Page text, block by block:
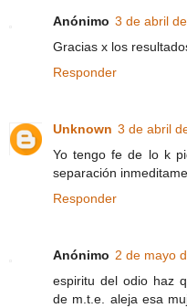
Anónimo 3 de abril
Gracias x los
Responder
Unknown 3 de abril
Yo tengo fe de lo k
separación
Responder
Anónimo 2 de mayo
espiritu del odio haz
de m.t.e. aleja esa